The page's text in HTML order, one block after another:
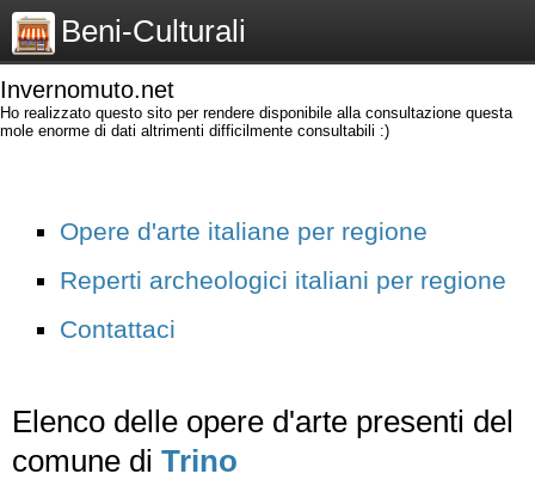
Beni-Culturali
Invernomuto.net
Ho realizzato questo sito per rendere disponibile alla consultazione questa
mole enorme di dati altrimenti difficilmente consultabili :)
Opere d'arte italiane per regione
Reperti archeologici italiani per regione
Contattaci
Elenco delle opere d'arte presenti del
comune di Trino